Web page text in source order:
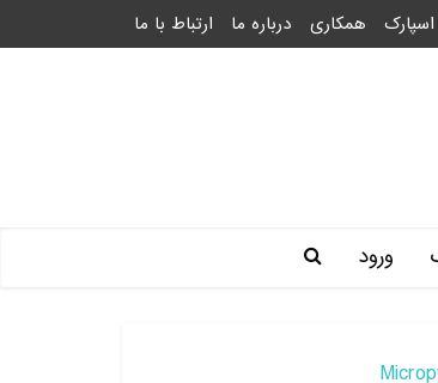
همکاری درباره ما ارتباط با ما
ورود